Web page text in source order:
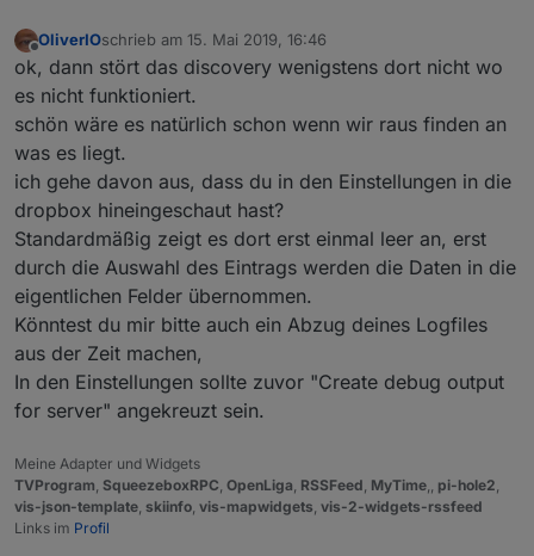
Offline
OliverIOschrieb am 15. Mai 2019, 16:46
zuletzt editiert von
ok, dann stört das discovery wenigstens dort nicht wo
es nicht funktioniert.
schön wäre es natürlich schon wenn wir raus finden an
was es liegt.
ich gehe davon aus, dass du in den Einstellungen in die
dropbox hineingeschaut hast?
Standardmäßig zeigt es dort erst einmal leer an, erst
durch die Auswahl des Eintrags werden die Daten in die
eigentlichen Felder übernommen.
Könntest du mir bitte auch ein Abzug deines Logfiles
aus der Zeit machen,
In den Einstellungen sollte zuvor "Create debug output
for server" angekreuzt sein.
Meine Adapter und Widgets
TVProgram, SqueezeboxRPC, OpenLiga, RSSFeed, MyTime,, pi-hole2,
vis-json-template, skiinfo, vis-mapwidgets, vis-2-widgets-rssfeed
Links im Profil